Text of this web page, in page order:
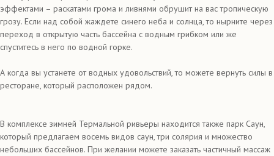
эффектами – раскатами грома и ливнями обрушит на вас тропическую
грозу. Если над собой жаждете синего неба и солнца, то нырните через
переход в открытую часть бассейна с водным грибком или же
спуститесь в него по водной горке.
А когда вы устанете от водных удовольствий, то можете вернуть силы в
ресторане, который расположен рядом.
В комплексе зимней Термальной ривьеры находится также парк Саун,
который предлагаем восемь видов саун, три солярия и множество
небольших бассейнов. При желании можете заказать частичный массаж